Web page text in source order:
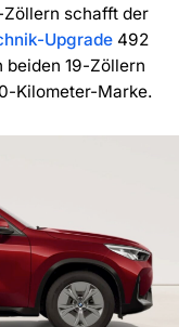
schafft der
Upgrade492
beiden 19-Zöllern
Kilometer-Marke.